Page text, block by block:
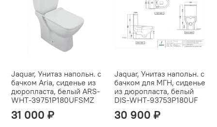
Jaquar, Унитаз напольн. с
бачком Aria, сиденье из
дюропласта, белый ARS-
WHT-39751P180UFSMZ
31 000 ₽
Jaquar, Унитаз напольн. с
бачком для МГН, сиденье
из дюропласта, белый
DIS-WHT-93753P180UF
30 900 ₽